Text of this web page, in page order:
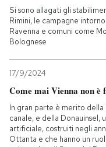
Si sono allagati gli
Rimini, le campagne
Ravenna e comuni come
Bolognese
17/9/2024
Come mai Vienna non è
In gran parte è merito della
canale, e della Donauinsel,
artificiale, costruiti negli
Ottanta e che hanno un